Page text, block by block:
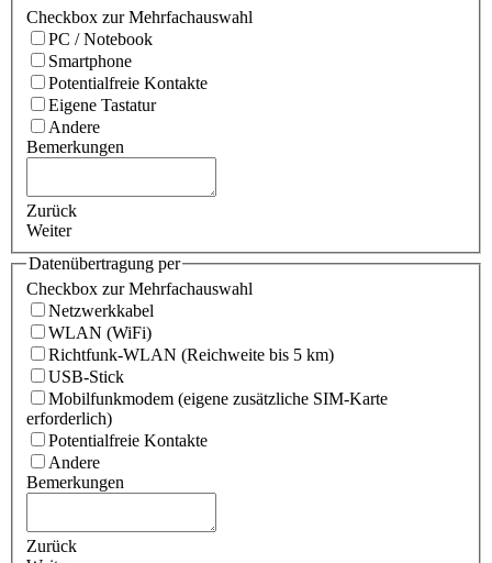
Checkbox zur Mehrfachauswahl
PC / Notebook
Smartphone
Potentialfreie Kontakte
Eigene Tastatur
Andere
Bemerkungen
Zurück
Weiter
Datenübertragung per
Checkbox zur Mehrfachauswahl
Netzwerkkabel
WLAN (WiFi)
Richtfunk-WLAN (Reichweite bis 5 km)
USB-Stick
Mobilfunkmodem (eigene zusätzliche SIM-Karte
erforderlich)
Potentialfreie Kontakte
Andere
Bemerkungen
Zurück